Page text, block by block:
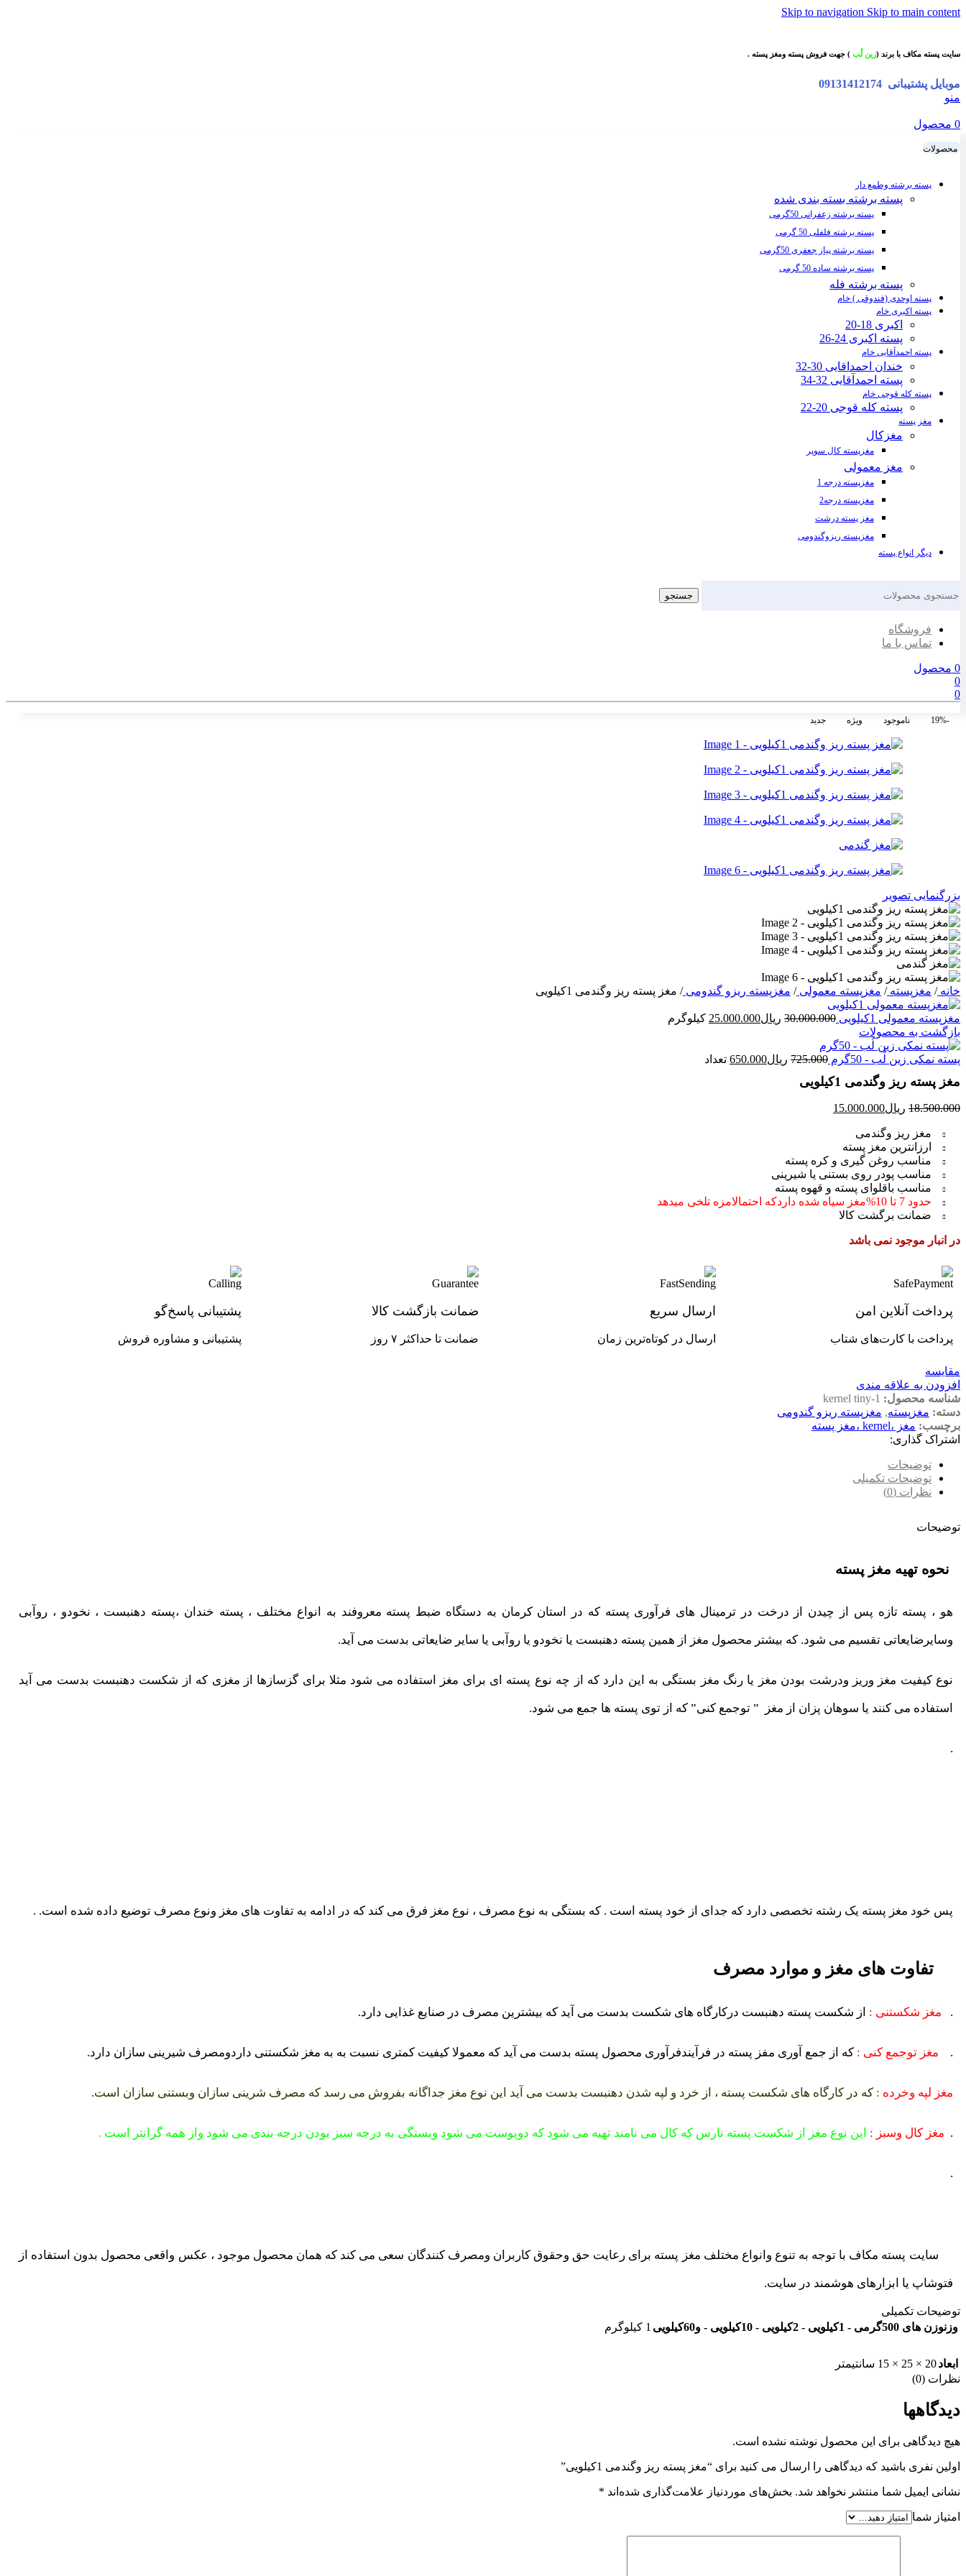
Skip to navigation Skip to main content
سایت پسته مکاف با برند (زین لُب ) جهت فروش پسته ومغز پسته .
موبایل پشتیبانی
منو
0 محصول
محصولات
پسته برشته وطمع دار
پسته برشته بسته بندی شده
پسته برشته زعفرانی 50گرمی
پسته برشته فلفلی 50 گرمی
پسته برشته پیاز جعفری 50گرمی
پسته برشته ساده 50 گرمی
پسته برشته فله
پسته اوحدی (فندوقی ) خام
پسته اکبری خام
اکبری 18-20
پسته اکبری 24-26
پسته احمدآقایی خام
خندان احمداقایی 30-32
پسته احمدآقایی 32-34
پسته کله قوچی خام
پسته کله قوجی 20-22
مغز پسته
مغزکال
مغزپسته کال سوپر
مغز معمولی
مغزپسته درجه 1
مغزپسته درجه2
مغز پسته درشت
مغزپسته ریزوگندومی
دیگر انواع پسته
جستجو
فروشگاه
تماس با ما
0 محصول
0
0
-19% ناموجود ویژه جدید
بزرگنمایی تصویر
خانه/ مغزپسته/ مغزپسته معمولی/ مغزپسته ریزو گندومی/ مغز پسته ریز وگندمی 1کیلویی
مغزپسته معمولی 1کیلویی 30.000.000 ریال25.000.000 کیلوگرم
بازگشت به محصولات
پسته نمکی زین لُب - 50گرم 725.000 ریال650.000 تعداد
مغز پسته ریز وگندمی 1کیلویی
18.500.000 ریال15.000.000
مغز ریز وگندمی
ارزانترین مغز پسته
مناسب روغن گیری و کره پسته
مناسب پودر روی بستنی یا شیرینی
مناسب باقلوای پسته و قهوه پسته
حدود 7 تا 10%مغز سیاه شده داردکه احتمالامزه تلخی میدهد
ضمانت برگشت کالا
در انبار موجود نمی باشد
پرداخت آنلاین امن
پرداخت با کارت‌های شتاب
ارسال سریع
ارسال در کوتاه‌ترین زمان
ضمانت بازگشت کالا
ضمانت تا حداکثر ۷ روز
پشتیبانی پاسخ‌گو
پشتیبانی و مشاوره فروش
مقایسه
افزودن به علاقه مندی
شناسه محصول: kernel tiny-1
دسته: مغزپسته, مغزپسته ریزو گندومی
برچسب: مغز ،kernel ،مغز پسته
اشتراک گذاری:
توضیحات
توضیحات تکمیلی
نظرات (0)
توضیحات
نحوه تهیه مغز پسته
هو ، پسته تازه پس از چیدن از درخت در ترمینال های فرآوری پسته که در استان کرمان به دستگاه ضبط پسته معروفند به انواع مختلف ، پسته خندان ،پسته دهنبست ، نخودو ، روآبی
وسایرضایعاتی تقسیم می شود. که بیشتر محصول مغز از همین پسته دهنبست یا نخودو یا روآبی یا سایر ضایعاتی بدست می آید.
نوع کیفیت مغز وریز ودرشت بودن مغز یا رنگ مغز بستگی به این دارد که از چه نوع پسته ای برای مغز استفاده می شود مثلا برای گزسازها از مغزی که از شکست دهنبست بدست می آید
استفاده می کنند یا سوهان پزان از مغز ” توجمع کنی” که از توی پسته ها جمع می شود.
.
پس خود مغز پسته یک رشته تخصصی دارد که جدای از خود پسته است . که بستگی به نوع مصرف ، نوع مغز فرق می کند که در ادامه به تفاوت های مغز ونوع مصرف توضیع داده شده است. .
تفاوت های مغز و موارد مصرف
. مغز شکستنی : از شکست پسته دهنبست درکارگاه های شکست بدست می آید که بیشترین مصرف در صنایع غذایی دارد.
. مغز توجمع کنی : که از جمع آوری مفز پسته در فرآیندفرآوری محصول پسته بدست می آید که معمولا کیفیت کمتری نسبت به به مغز شکستنی داردومصرف شیرینی سازان دارد.
مغز لپه وخرده : که در کارگاه های شکست پسته ، از خرد و لپه شدن دهنبست بدست می آید این نوع مغز جداگانه بفروش می رسد که مصرف شرینی سازان وبستنی سازان است.
. مغز کال وسبز : این نوع مغز از شکست پسته نارس که کال می نامند تهیه می شود که دوپوست می شود وبستگی به درجه سبز بودن درجه بندی می شود واز همه گرانتر است .
.
سایت پسته مکاف با توجه به تنوع وانواع مختلف مغز پسته برای رعایت حق وحقوق کاربران ومصرف کنندگان سعی می کند که همان محصول موجود ، عکس واقعی محصول بدون استفاده از
فتوشاپ یا ابزارهای هوشمند در سایت.
توضیحات تکمیلی
وزنوزن های 500گرمی - 1کیلویی - 2کیلویی - 10کیلویی - و60کیلویی 1 کیلوگرم
ابعاد20 × 25 × 15 سانتیمتر
نظرات (0)
دیدگاهها
هیچ دیدگاهی برای این محصول نوشته نشده است.
اولین نفری باشید که دیدگاهی را ارسال می کنید برای “مغز پسته ریز وگندمی 1کیلویی”
نشانی ایمیل شما منتشر نخواهد شد. بخش‌های موردنیاز علامت‌گذاری شده‌اند *
امتیاز شما